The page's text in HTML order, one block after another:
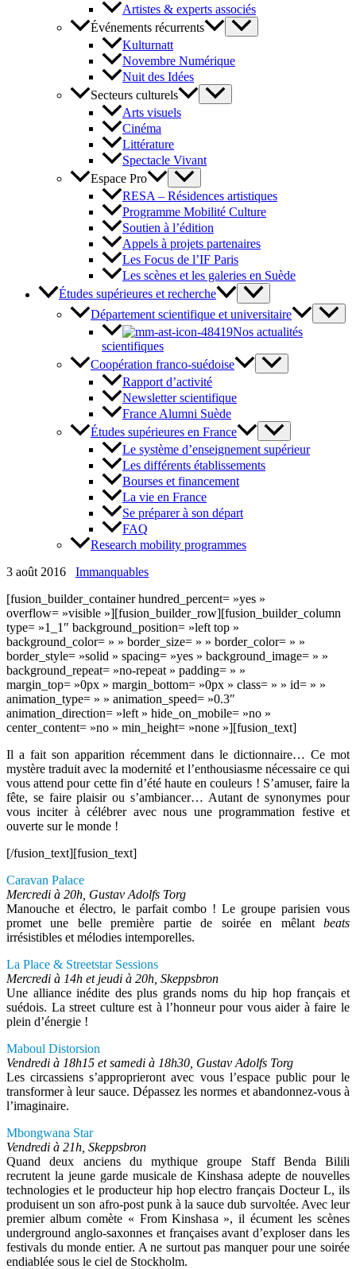
Artistes & experts associés
Événements récurrents
Kulturnatt
Novembre Numérique
Nuit des Idées
Secteurs culturels
Arts visuels
Cinéma
Littérature
Spectacle Vivant
Espace Pro
RESA – Résidences artistiques
Programme Mobilité Culture
Soutien à l’édition
Appels à projets partenaires
Les Focus de l’IF Paris
Les scènes et les galeries en Suède
Études supérieures et recherche
Département scientifique et universitaire
Nos actualités
scientifiques
Coopération franco-suédoise
Rapport d’activité
Newsletter scientifique
France Alumni Suède
Études supérieures en France
Le système d’enseignement supérieur
Les différents établissements
Bourses et financement
La vie en France
Se préparer à son départ
FAQ
Research mobility programmes
3 août 2016
Immanquables
[fusion_builder_container hundred_percent= »yes »
overflow= »visible »][fusion_builder_row][fusion_builder_column
type= »1_1″ background_position= »left top »
background_color= » » border_size= » » border_color= » »
border_style= »solid » spacing= »yes » background_image= » »
background_repeat= »no-repeat » padding= » »
margin_top= »0px » margin_bottom= »0px » class= » » id= » »
animation_type= » » animation_speed= »0.3″
animation_direction= »left » hide_on_mobile= »no »
center_content= »no » min_height= »none »][fusion_text]
Il a fait son apparition récemment dans le dictionnaire… Ce mot
mystère traduit avec la modernité et l’enthousiasme nécessaire ce qui
vous attend pour cette fin d’été haute en couleurs ! S’amuser, faire la
fête, se faire plaisir ou s’ambiancer… Autant de synonymes pour
vous inciter à célébrer avec nous une programmation festive et
ouverte sur le monde !
[/fusion_text][fusion_text]
Caravan Palace
Mercredi à 20h, Gustav Adolfs Torg
Manouche et électro, le parfait combo ! Le groupe parisien vous
promet une belle première partie de soirée en mêlant beats
irrésistibles et mélodies intemporelles.
La Place & Streetstar Sessions
Mercredi à 14h et jeudi à 20h, Skeppsbron
Une alliance inédite des plus grands noms du hip hop français et
suédois. La street culture est à l’honneur pour vous aider à faire le
plein d’énergie !
Maboul Distorsion
Vendredi à 18h15 et samedi à 18h30, Gustav Adolfs Torg
Les circassiens s’approprieront avec vous l’espace public pour le
transformer à leur sauce. Dépassez les normes et abandonnez-vous à
l’imaginaire.
Mbongwana Star
Vendredi à 21h, Skeppsbron
Quand deux anciens du mythique groupe Staff Benda Bilili
recrutent la jeune garde musicale de Kinshasa adepte de nouvelles
technologies et le producteur hip hop electro français Docteur L, ils
produisent un son afro-post punk à la sauce dub survoltée. Avec leur
premier album comète « From Kinshasa », il écument les scènes
underground anglo-saxonnes et françaises avant d’exploser dans les
festivals du monde entier. A ne surtout pas manquer pour une soirée
endiablée sous le ciel de Stockholm.